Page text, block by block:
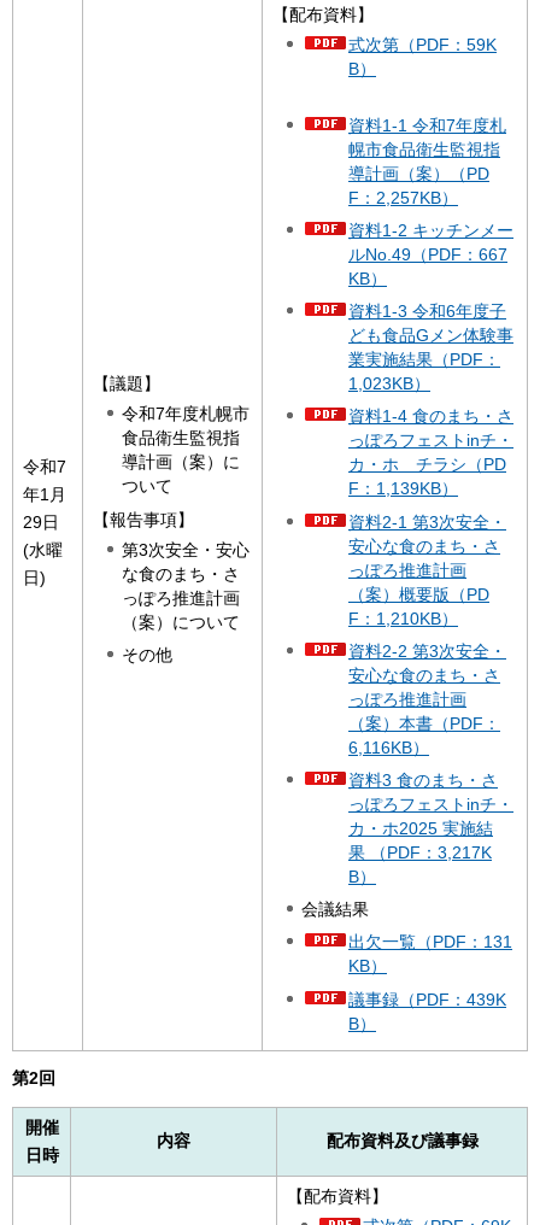
令和7
年1月
29日
(水曜
日)
【議題】
令和7年度札幌市
食品衛生監視指
導計画（案）に
ついて
【報告事項】
第3次安全・安心
な食のまち・さ
っぽろ推進計画
（案）について
その他
【配布資料】
式次第（PDF：59K
B）
資料1-1 令和7年度札
幌市食品衛生監視指
導計画（案）（PD
F：2,257KB）
資料1-2 キッチンメー
ルNo.49（PDF：667
KB）
資料1-3 令和6年度子
ども食品Gメン体験事
業実施結果（PDF：
1,023KB）
資料1-4 食のまち・さ
っぽろフェストinチ・
カ・ホ チラシ（PD
F：1,139KB）
資料2-1 第3次安全・
安心な食のまち・さ
っぽろ推進計画
（案）概要版（PD
F：1,210KB）
資料2-2 第3次安全・
安心な食のまち・さ
っぽろ推進計画
（案）本書（PDF：
6,116KB）
資料3 食のまち・さ
っぽろフェストinチ・
カ・ホ2025 実施結
果 （PDF：3,217K
B）
会議結果
出欠一覧（PDF：131
KB）
議事録（PDF：439K
B）
第2回
開催
日時
内容 配布資料及び議事録
【配布資料】